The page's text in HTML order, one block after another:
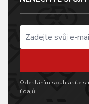
Odesláním souhlasíte s
údajů.